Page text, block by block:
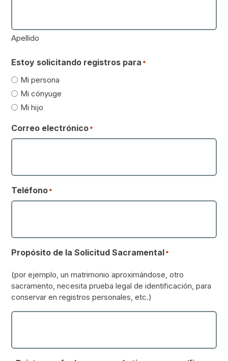
Apellido
Estoy solicitando registros para *
Mi persona
Mi cónyuge
Mi hijo
Correo electrónico*
Teléfono*
Propósito de la Solicitud Sacramental*
(por ejemplo, un matrimonio aproximándose, otro
sacramento, necesita prueba legal de identificación, para
conservar en registros personales, etc.)